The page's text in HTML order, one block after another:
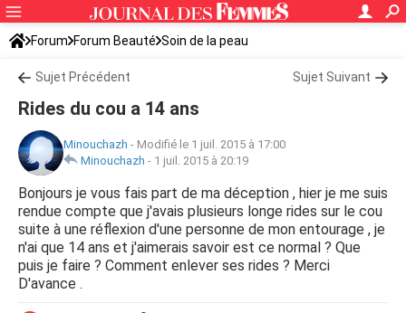
Forum Forum Beauté Soin de la peau
Sujet Précédent Sujet Suivant
Rides du cou a 14 ans
Minouchazh - Modifié le 1 juil. 2015 à 17:00
Minouchazh - 1 juil. 2015 à 20:19
Bonjours je vous fais part de ma déception , hier je me suis
rendue compte que j'avais plusieurs longe rides sur le cou
suite à une réflexion d'une personne de mon entourage , je
n'ai que 14 ans et j'aimerais savoir est ce normal ? Que
puis je faire ? Comment enlever ses rides ? Merci
D'avance .